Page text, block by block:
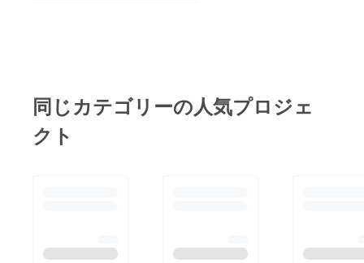
同じカテゴリーの人気プロジェ
クト